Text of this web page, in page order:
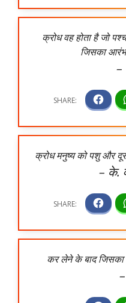
क्रोध वह होता है जो
जिसका आरंभ
–
क्रोध मनुष्य को पशु और
– के.
कर लेने के बाद जिसका